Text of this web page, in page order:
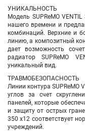
УНИКАЛЬНОСТЬ
Модель SUPReMO
нашего времени и
комбинаций. Верхние и
линию, а композитный
дает возможность
радиатор SUPReMO
уникальный вид.
ТРАВМОБЕЗОПАСНОСТЬ
Линии контура
углов за счет
панелей, которые
и защиту от острых
350 х12 соответствует
учреждений.